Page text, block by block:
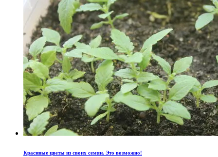
Красивые цветы из своих семян. Это возможно!